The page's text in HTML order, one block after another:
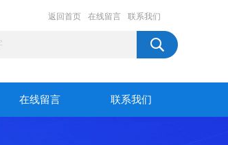
返回首页 在线留言 联系我们
在线留言 联系我们